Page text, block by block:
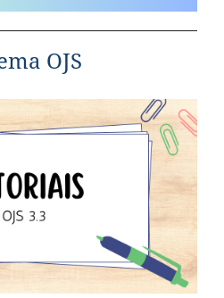
OJS